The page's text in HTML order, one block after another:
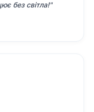
без світла!"